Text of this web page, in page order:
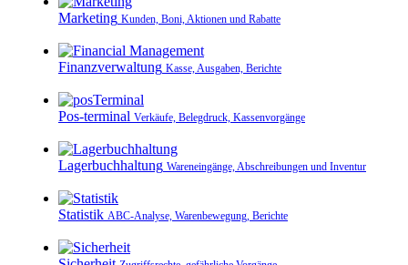
Marketing Kunden, Boni, Aktionen und Rabatte
Finanzverwaltung Kasse, Ausgaben, Berichte
Pos-terminal Verkäufe, Belegdruck, Kassenvorgänge
Lagerbuchhaltung Wareneingänge, Abschreibungen und Inventur
Statistik ABC-Analyse, Warenbewegung, Berichte